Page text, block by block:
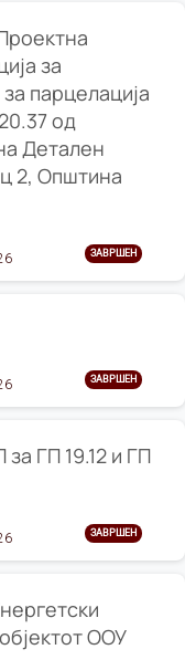
за
парцелација
од
Детален
2, Општина
ЗАВРШЕН
ЗАВРШЕН
ГП 19.12 и ГП
ЗАВРШЕН
ООУ